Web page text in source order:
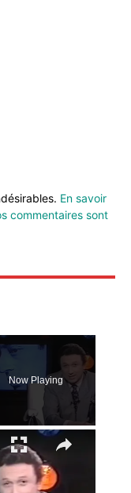
En savoir
commentaires sont
Now Playing